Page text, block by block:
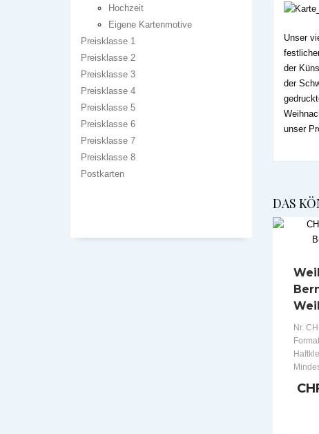
Unser
der
der
unser
DAS
Nr.
Hochzeit
Eigene Kartenmotive
Preisklasse 1
Preisklasse 2
Preisklasse 3
Preisklasse 4
Preisklasse 5
Preisklasse 6
Preisklasse 7
Preisklasse 8
Postkarten